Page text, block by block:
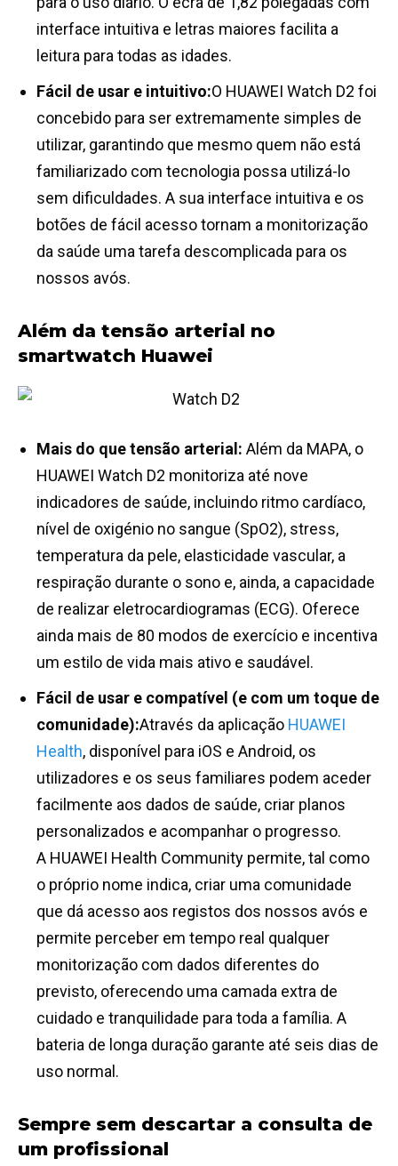
interface intuitiva e letras maiores facilita a
leitura para todas as idades.
Fácil de usar e intuitivo:O HUAWEI Watch D2 foi
concebido para ser extremamente simples de
utilizar, garantindo que mesmo quem não está
familiarizado com tecnologia possa utilizá-lo
sem dificuldades. A sua interface intuitiva e os
botões de fácil acesso tornam a monitorização
da saúde uma tarefa descomplicada para os
nossos avós.
Além da tensão arterial no
smartwatch Huawei
Mais do que tensão arterial: Além da MAPA, o
HUAWEI Watch D2 monitoriza até nove
indicadores de saúde, incluindo ritmo cardíaco,
nível de oxigénio no sangue (SpO2), stress,
temperatura da pele, elasticidade vascular, a
respiração durante o sono e, ainda, a capacidade
de realizar eletrocardiogramas (ECG). Oferece
ainda mais de 80 modos de exercício e incentiva
um estilo de vida mais ativo e saudável.
Fácil de usar e compatível (e com um toque de
comunidade):Através da aplicação HUAWEI
Health, disponível para iOS e Android, os
utilizadores e os seus familiares podem aceder
facilmente aos dados de saúde, criar planos
personalizados e acompanhar o progresso.
A HUAWEI Health Community permite, tal como
o próprio nome indica, criar uma comunidade
que dá acesso aos registos dos nossos avós e
permite perceber em tempo real qualquer
monitorização com dados diferentes do
previsto, oferecendo uma camada extra de
cuidado e tranquilidade para toda a família. A
bateria de longa duração garante até seis dias de
uso normal.
Sempre sem descartar a consulta de
um profissional